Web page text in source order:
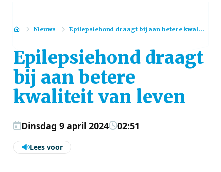
HomeNieuws Epilepsiehond draagt bij aan betere kwal...
Epilepsiehond draagt
bij aan betere
kwaliteit van leven
Dinsdag 9 april 2024 02:51
Lees voor